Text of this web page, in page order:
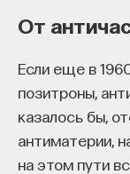
От
Если еще в
позитроны,
казалось бы,
антиматерии,
на этом пути